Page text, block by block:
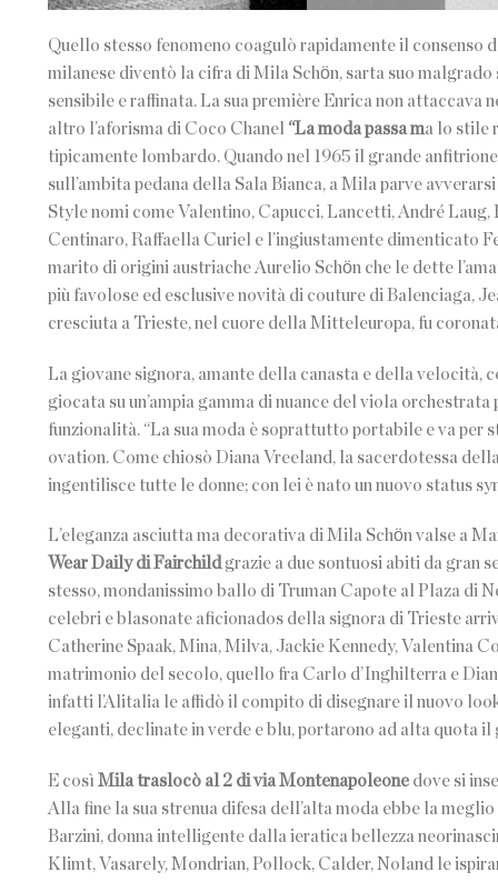
Quello stesso fenomeno coagulò rapidamente il
milanese diventò la cifra di Mila Schӧn, sarta suo
sensibile e raffinata. La sua première Enrica non attaccava
altro l’aforisma di Coco Chanel “La moda passa ma lo stile
tipicamente lombardo. Quando nel 1965 il grande
sull’ambita pedana della Sala Bianca, a Mila parve
Style nomi come Valentino, Capucci, Lancetti, André
Centinaro, Raffaella Curiel e l’ingiustamente dimenticato
marito di origini austriache Aurelio Schӧn che le dette
più favolose ed esclusive novità di couture di Balenciaga,
cresciuta a Trieste, nel cuore della Mitteleuropa, fu
La giovane signora, amante della canasta e della velocità,
giocata su un’ampia gamma di nuance del viola
funzionalità. “La sua moda è soprattutto portabile e va per
ovation. Come chiosò Diana Vreeland, la sacerdotessa
ingentilisce tutte le donne; con lei è nato un nuovo status
L’eleganza asciutta ma decorativa di Mila Schӧn valse a
Wear Daily di Fairchildgrazie a due sontuosi abiti da gran
stesso, mondanissimo ballo di Truman Capote al Plaza di
celebri e blasonate aficionados della signora di Trieste
Catherine Spaak, Mina, Milva, Jackie Kennedy, Valentina
matrimonio del secolo, quello fra Carlo d’Inghilterra e
infatti l’Alitalia le affidò il compito di disegnare il nuovo
eleganti, declinate in verde e blu, portarono ad alta quota
E così Mila traslocò al 2 di via Montenapoleone dove si
Alla fine la sua strenua difesa dell’alta moda ebbe la
Barzini, donna intelligente dalla ieratica bellezza
Klimt, Vasarely, Mondrian, Pollock, Calder, Noland le